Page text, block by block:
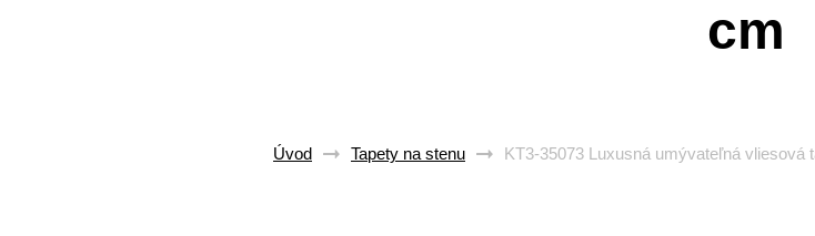
cm
Úvod Tapety na stenu KT3-35073 Luxusná umývateľná